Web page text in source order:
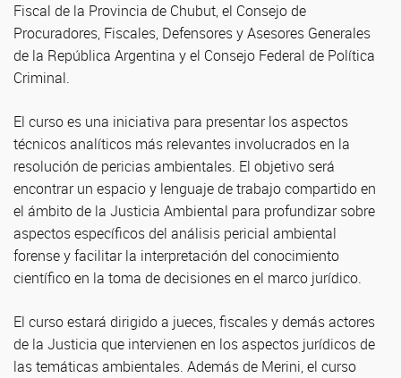
Fiscal de la Provincia de Chubut, el Consejo de
Procuradores, Fiscales, Defensores y Asesores Generales
de la República Argentina y el Consejo Federal de Política
Criminal.
El curso es una iniciativa para presentar los aspectos
técnicos analíticos más relevantes involucrados en la
resolución de pericias ambientales. El objetivo será
encontrar un espacio y lenguaje de trabajo compartido en
el ámbito de la Justicia Ambiental para profundizar sobre
aspectos específicos del análisis pericial ambiental
forense y facilitar la interpretación del conocimiento
científico en la toma de decisiones en el marco jurídico.
El curso estará dirigido a jueces, fiscales y demás actores
de la Justicia que intervienen en los aspectos jurídicos de
las temáticas ambientales. Además de Merini, el curso